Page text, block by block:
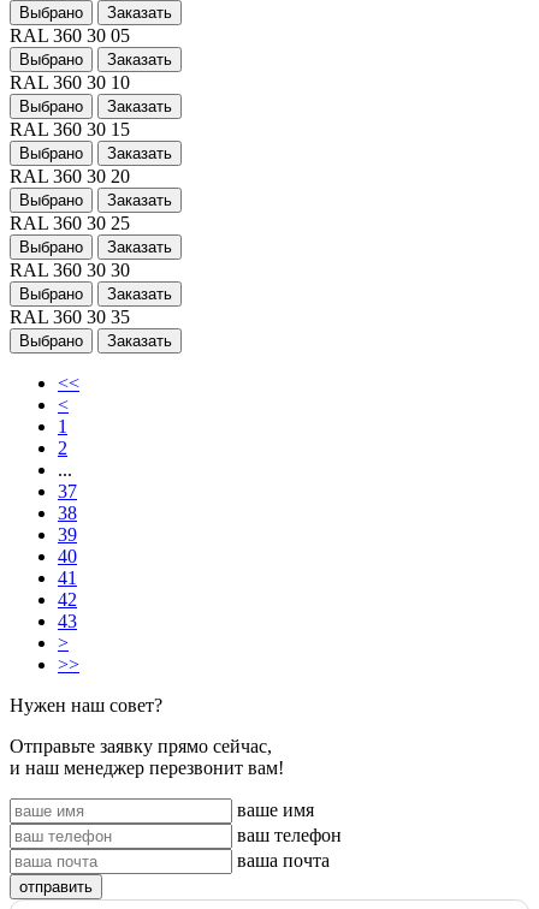
Выбрано Заказать
RAL 360 30 05
Выбрано Заказать
RAL 360 30 10
Выбрано Заказать
RAL 360 30 15
Выбрано Заказать
RAL 360 30 20
Выбрано Заказать
RAL 360 30 25
Выбрано Заказать
RAL 360 30 30
Выбрано Заказать
RAL 360 30 35
Выбрано Заказать
<<
<
1
2
...
37
38
39
40
41
42
43
>
>>
Нужен наш совет?
Отправьте заявку прямо сейчас,
и наш менеджер перезвонит вам!
ваше имя
ваш телефон
ваша почта
отправить